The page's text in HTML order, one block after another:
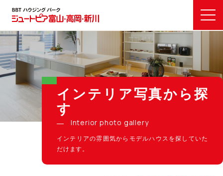
インテリア写真から探
す
Interior photo gallery
インテリアの雰囲気からモデルハウスを探していた
だけます。